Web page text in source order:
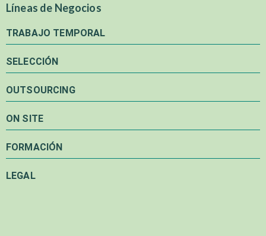
Líneas de Negocios
TRABAJO TEMPORAL
SELECCIÓN
OUTSOURCING
ON SITE
FORMACIÓN
LEGAL